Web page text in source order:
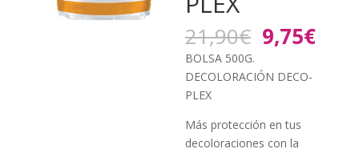
21,90€ El
precio
original
era:
9,75€El
BOLSA 500G.
DECOLORACIÓN DECO-
PLEX
Más protección en tus
decoloraciones con la